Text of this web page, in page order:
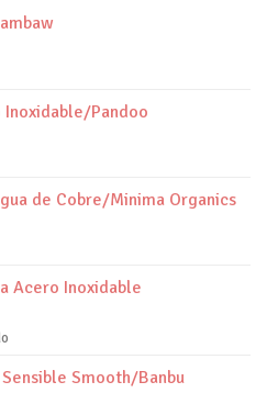
Pandoo
de Cobre/Minima Organics
Acero Inoxidable
Smooth/Banbu